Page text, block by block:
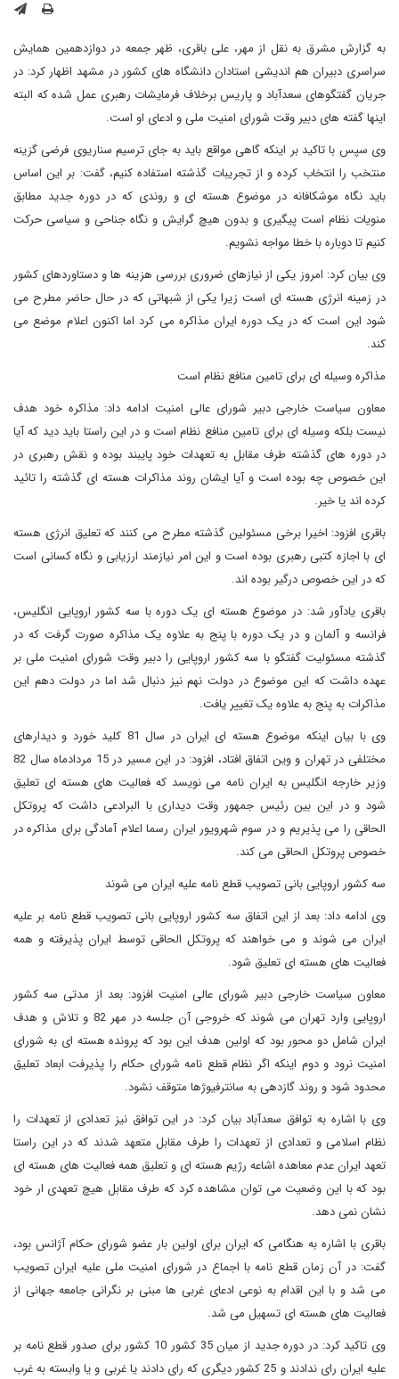
به گزارش مشرق به نقل از مهر، علی باقری، ظهر جمعه در دوازدهمین همایش
سراسری دبیران هم اندیشی استادان دانشگاه های کشور در مشهد اظهار کرد: در
جریان گفتگوهای سعدآباد و پاریس برخلاف فرمایشات رهبری عمل شده که البته
اینها گفته های دبیر وقت شورای امنیت ملی و ادعای او است.
وی سپس با تاکید بر اینکه گاهی مواقع باید به جای ترسیم سناریوی فرضی گزینه
منتخب را انتخاب کرده و از تجریبات گذشته استفاده کنیم، گفت: بر این اساس
باید نگاه موشکافانه در موضوع هسته ای و روندی که در دوره جدید مطابق
منویات نظام است پیگیری و بدون هیچ گرایش و نگاه جناحی و سیاسی حرکت
کنیم تا دوباره با خطا مواجه نشویم.
وی بیان کرد: امروز یکی از نیازهای ضروری بررسی هزینه ها و دستاوردهای کشور
در زمینه انرژی هسته ای است زیرا یکی از شبهاتی که در حال حاضر مطرح می
شود این است که در یک دوره ایران مذاکره می کرد اما اکنون اعلام موضع می
کند.
مذاکره وسیله ای برای تامین منافع نظام است
معاون سیاست خارجی دبیر شورای عالی امنیت ادامه داد: مذاکره خود هدف
نیست بلکه وسیله ای برای تامین منافع نظام است و در این راستا باید دید که آیا
در دوره های گذشته طرف مقابل به تعهدات خود پایبند بوده و نقش رهبری در
این خصوص چه بوده است و آیا ایشان روند مذاکرات هسته ای گذشته را تائید
کرده اند یا خیر.
باقری افزود: اخیرا برخی مسئولین گذشته مطرح می کنند که تعلیق انرژی هسته
ای با اجازه کتبی رهبری بوده است و این امر نیازمند ارزیابی و نگاه کسانی است
که در این خصوص درگیر بوده اند.
باقری یادآور شد: در موضوع هسته ای یک دوره با سه کشور اروپایی انگلیس،
فرانسه و آلمان و در یک دوره با پنج به علاوه یک مذاکره صورت گرفت که در
گذشته مسئولیت گفتگو با سه کشور اروپایی را دبیر وقت شورای امنیت ملی بر
عهده داشت که این موضوع در دولت نهم نیز دنبال شد اما در دولت دهم این
مذاکرات به پنج به علاوه یک تغییر یافت.
وی با بیان اینکه موضوع هسته ای ایران در سال 81 کلید خورد و دیدارهای
مختلفی در تهران و وین اتفاق افتاد، افزود: در این مسیر در 15 مردادماه سال 82
وزیر خارجه انگلیس به ایران نامه می نویسد که فعالیت های هسته ای تعلیق
شود و در این بین رئیس جمهور وقت دیداری با البرادعی داشت که پروتکل
الحاقی را می پذیریم و در سوم شهرویور ایران رسما اعلام آمادگی برای مذاکره در
خصوص پروتکل الحاقی می کند.
سه کشور اروپایی بانی تصویب قطع نامه علیه ایران می شوند
وی ادامه داد: بعد از این اتفاق سه کشور اروپایی بانی تصویب قطع نامه بر علیه
ایران می شوند و می خواهند که پروتکل الحاقی توسط ایران پذیرفته و همه
فعالیت های هسته ای تعلیق شود.
معاون سیاست خارجی دبیر شورای عالی امنیت افزود: بعد از مدتی سه کشور
اروپایی وارد تهران می شوند که خروجی آن جلسه در مهر 82 و تلاش و هدف
ایران شامل دو محور بود که اولین هدف این بود که پرونده هسته ای به شورای
امنیت نرود و دوم اینکه اگر نظام قطع نامه شورای حکام را پذیرفت ابعاد تعلیق
محدود شود و روند گازدهی به سانترفیوژها متوقف نشود.
وی با اشاره به توافق سعدآباد بیان کرد: در این توافق نیز تعدادی از تعهدات را
نظام اسلامی و تعدادی از تعهدات را طرف مقابل متعهد شدند که در این راستا
تعهد ایران عدم معاهده اشاعه رژیم هسته ای و تعلیق همه فعالیت های هسته ای
بود که با این وضعیت می توان مشاهده کرد که طرف مقابل هیچ تعهدی ار خود
نشان نمی دهد.
باقری با اشاره به هنگامی که ایران برای اولین بار عضو شورای حکام آژانس بود،
گفت: در آن زمان قطع نامه با اجماع در شورای امنیت ملی علیه ایران تصویب
می شد و با این اقدام به نوعی ادعای غربی ها مبنی بر نگرانی جامعه جهانی از
فعالیت های هسته ای تسهیل می شد.
وی تاکید کرد: در دوره جدید از میان 35 کشور 10 کشور برای صدور قطع نامه بر
علیه ایران رای ندادند و 25 کشور دیگری که رای دادند یا غربی و یا وابسته به غرب